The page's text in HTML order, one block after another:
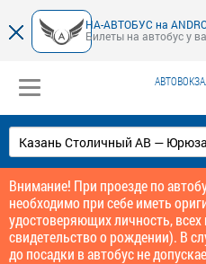
НА-АВТОБУС на
Билеты на автобус у
Внимание! При проезде по
необходимо при себе иметь
удостоверяющих личность,
свидетельство о рождении). В
до посадки в автобус не